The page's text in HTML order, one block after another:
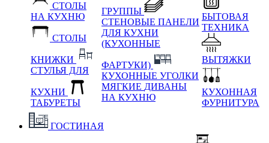
СТОЛЫ
НА КУХНЮ
СТОЛЫ
КНИЖКИ
СТУЛЬЯ ДЛЯ
КУХНИ
ТАБУРЕТЫ
ГРУППЫ
СТЕНОВЫЕ ПАНЕЛИ
ДЛЯ КУХНИ
(КУХОННЫЕ
ФАРТУКИ)
КУХОННЫЕ УГОЛКИ
МЯГКИЕ ДИВАНЫ
НА КУХНЮ
БЫТОВАЯ
ТЕХНИКА
ВЫТЯЖКИ
КУХОННАЯ
ФУРНИТУРА
ГОСТИНАЯ